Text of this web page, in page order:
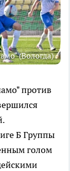
(Вологда)
против
Б Группы
голом